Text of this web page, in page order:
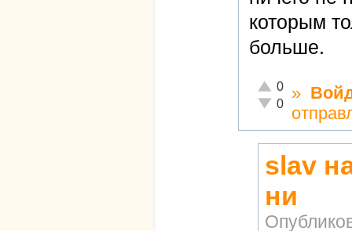
которым
больше.
Отлично!
0
Неадекватно!
0
»
slav
ни